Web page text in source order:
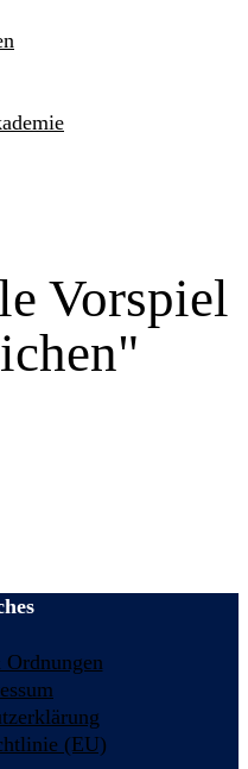
Vorspiel
(EU)